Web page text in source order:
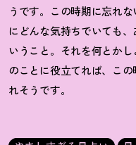
うです。この時期に忘れ
にどんな気持ちでいても
いうこと。それを何とか
のことに役立てれば、こ
れそうです。